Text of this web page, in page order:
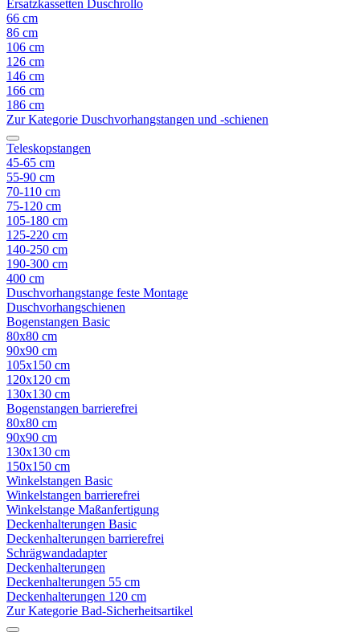
Ersatzkassetten Duschrollo
66 cm
86 cm
106 cm
126 cm
146 cm
166 cm
186 cm
Zur Kategorie Duschvorhangstangen und -schienen
Teleskopstangen
45-65 cm
55-90 cm
70-110 cm
75-120 cm
105-180 cm
125-220 cm
140-250 cm
190-300 cm
400 cm
Duschvorhangstange feste Montage
Duschvorhangschienen
Bogenstangen Basic
80x80 cm
90x90 cm
105x150 cm
120x120 cm
130x130 cm
Bogenstangen barrierefrei
80x80 cm
90x90 cm
130x130 cm
150x150 cm
Winkelstangen Basic
Winkelstangen barrierefrei
Winkelstange Maßanfertigung
Deckenhalterungen Basic
Deckenhalterungen barrierefrei
Schrägwandadapter
Deckenhalterungen
Deckenhalterungen 55 cm
Deckenhalterungen 120 cm
Zur Kategorie Bad-Sicherheitsartikel